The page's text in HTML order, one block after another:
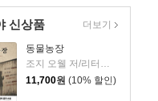
신상품
동물농장
조지 오웰 저/리터링크 역
11,700원 (10% 할인)
더보기